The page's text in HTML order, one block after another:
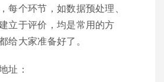
每个环节，如数据预处理、
立于评价，均是常用的方
给大家准备好了。
址：